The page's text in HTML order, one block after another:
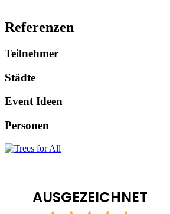
Referenzen
Teilnehmer
Städte
Event Ideen
Personen
AUSGEZEICHNET